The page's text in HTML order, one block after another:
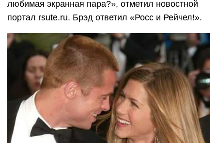
любимая экранная пара?», отметил новостной
портал rsute.ru. Брэд ответил «Росс и Рейчел!».